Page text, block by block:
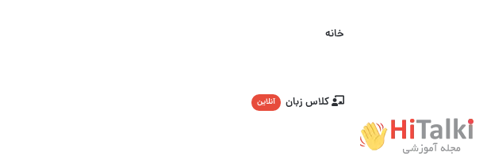
خانه
کلاس زبان آنلاین